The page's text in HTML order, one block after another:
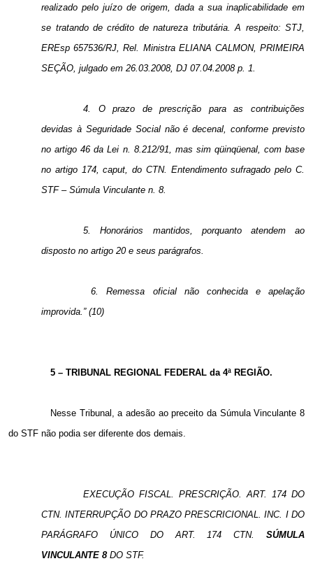
realizado pelo juízo de origem, dada a sua inaplicabilidade em
se tratando de crédito de natureza tributária. A respeito: STJ,
EREsp 657536/RJ, Rel. Ministra ELIANA CALMON, PRIMEIRA
SEÇÃO, julgado em 26.03.2008, DJ 07.04.2008 p. 1.
4. O prazo de prescrição para as contribuições
devidas à Seguridade Social não é decenal, conforme previsto
no artigo 46 da Lei n. 8.212/91, mas sim qüinqüenal, com base
no artigo 174, caput, do CTN. Entendimento sufragado pelo C.
STF – Súmula Vinculante n. 8.
5. Honorários mantidos, porquanto atendem ao
disposto no artigo 20 e seus parágrafos.
6. Remessa oficial não conhecida e apelação
improvida.” (10)
5 – TRIBUNAL REGIONAL FEDERAL da 4ª REGIÃO.
Nesse Tribunal, a adesão ao preceito da Súmula Vinculante 8
do STF não podia ser diferente dos demais.
EXECUÇÃO FISCAL. PRESCRIÇÃO. ART. 174 DO
CTN. INTERRUPÇÃO DO PRAZO PRESCRICIONAL. INC. I DO
PARÁGRAFO ÚNICO DO ART. 174 CTN. SÚMULA
VINCULANTE 8DO STF.